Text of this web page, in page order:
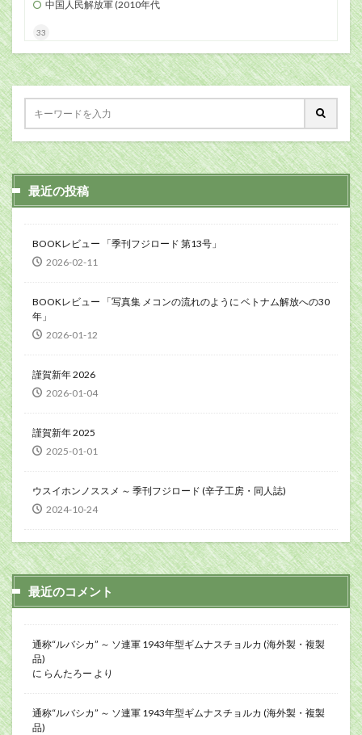
中国人民解放軍 (2010年代
33
最近の投稿
BOOKレビュー 「季刊フジロード 第13号」
2026-02-11
BOOKレビュー 「写真集 メコンの流れのように ベトナム解放への30
年」
2026-01-12
謹賀新年 2026
2026-01-04
謹賀新年 2025
2025-01-01
ウスイホンノススメ ～ 季刊フジロード (辛子工房・同人誌)
2024-10-24
最近のコメント
通称“ルバシカ” ～ ソ連軍 1943年型ギムナスチョルカ (海外製・複製
品)
に らんたろー より
通称“ルバシカ” ～ ソ連軍 1943年型ギムナスチョルカ (海外製・複製
品)